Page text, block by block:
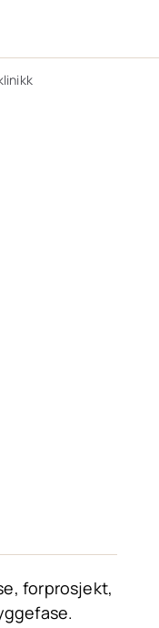
forprosjekt,